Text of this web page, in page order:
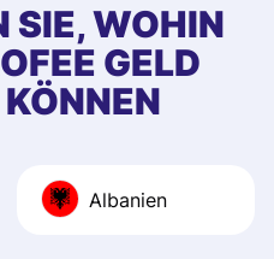
SIE, WOHIN
GELD
Albanien